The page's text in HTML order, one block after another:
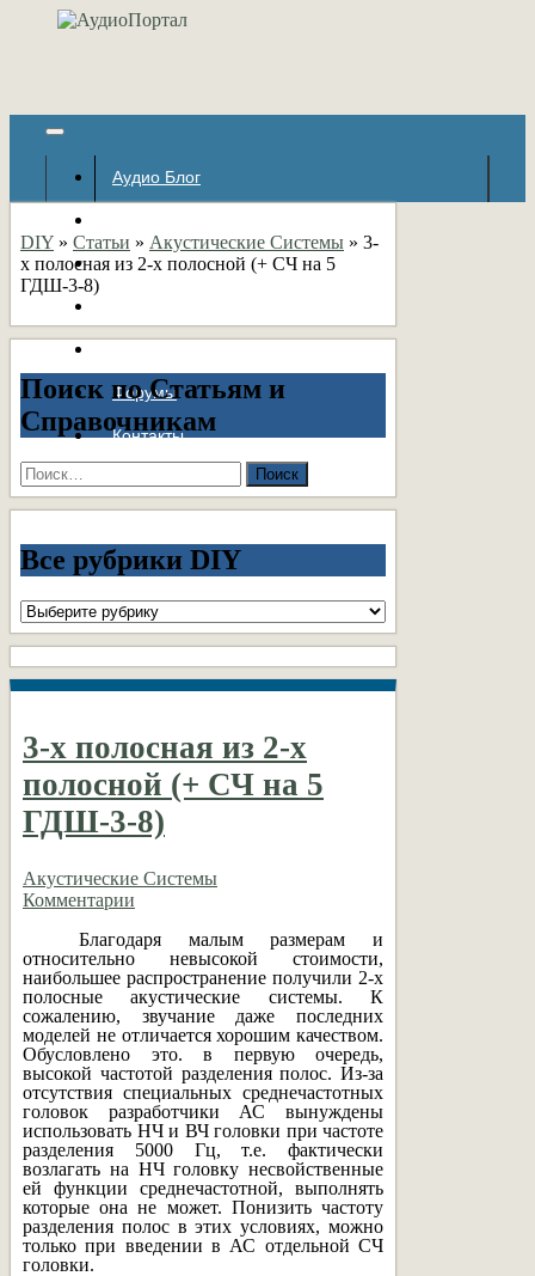
Аудио Блог
Авторские страницы
Форумы
Контакты
DIY » Статьи » Акустические Системы » 3-
х полосная из 2-х полосной (+ СЧ на 5
ГДШ-3-8)
Поиск по Статьям и
Справочникам
Найти:
Все рубрики DIY
Все
рубрики
DIY
3-х полосная из 2-х
полосной (+ СЧ на 5
ГДШ-3-8)
Акустические Системы
Комментарии
Благодаря малым размерам и
относительно невысокой стоимости,
наибольшее распространение получили 2-х
полосные акустические системы. К
сожалению, звучание даже последних
моделей не отличается хорошим качеством.
Обусловлено это. в первую очередь,
высокой частотой разделения полос. Из-за
отсутствия специальных среднечастотных
головок разработчики АС вынуждены
использовать НЧ и ВЧ головки при частоте
разделения 5000 Гц, т.е. фактически
возлагать на НЧ головку несвойственные
ей функции среднечастотной, выполнять
которые она не может. Понизить частоту
разделения полос в этих условиях, можно
только при введении в АС отдельной СЧ
головки.